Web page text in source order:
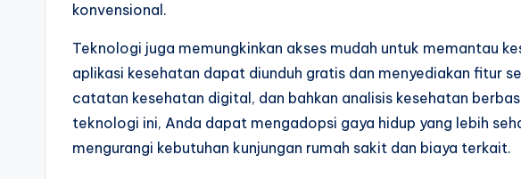
konvensional.
Teknologi juga memungkinkan akses mudah untuk memantau
aplikasi kesehatan dapat diunduh gratis dan menyediakan fitur
catatan kesehatan digital, dan bahkan analisis kesehatan
teknologi ini, Anda dapat mengadopsi gaya hidup yang lebih
mengurangi kebutuhan kunjungan rumah sakit dan biaya terkait.